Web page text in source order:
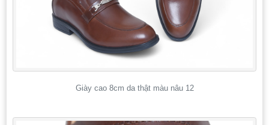
Giày cao 8cm da thật màu nâu 12